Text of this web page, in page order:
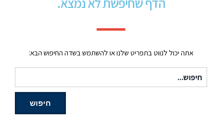
אתה יכול לנווט בתפריט שלנו או להשתמש בשדה החיפוש הבא:
חיפוש